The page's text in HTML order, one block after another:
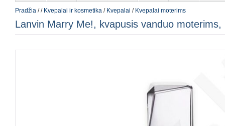
sandėlyjeir
kosmetika
ir
aksesuarai
suaugusiems
ir
Pradžia // Kvepalai ir kosmetika / Kvepalai / Kvepalai moterims
Lanvin Marry Me!, kvapusis vanduo moterims,